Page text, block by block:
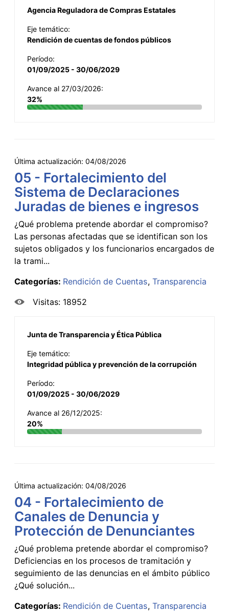
Agencia Reguladora de Compras Estatales
Eje temático:
Rendición de cuentas de fondos públicos
Período:
01/09/2025 - 30/06/2029
Avance al 27/03/2026:
32%
Última actualización: 04/08/2026
05 - Fortalecimiento del
Sistema de Declaraciones
Juradas de bienes e ingresos
¿Qué problema pretende abordar el compromiso?
Las personas afectadas que se identifican son los
sujetos obligados y los funcionarios encargados de
la trami...
Categorías: Rendición de Cuentas Transparencia
Visitas: 18952
Junta de Transparencia y Ética Pública
Eje temático:
Integridad pública y prevención de la corrupción
Período:
01/09/2025 - 30/06/2029
Avance al 26/12/2025:
20%
Última actualización: 04/08/2026
04 - Fortalecimiento de
Canales de Denuncia y
Protección de Denunciantes
¿Qué problema pretende abordar el compromiso?
Deficiencias en los procesos de tramitación y
seguimiento de las denuncias en el ámbito público
¿Qué solución...
Categorías: Rendición de Cuentas Transparencia